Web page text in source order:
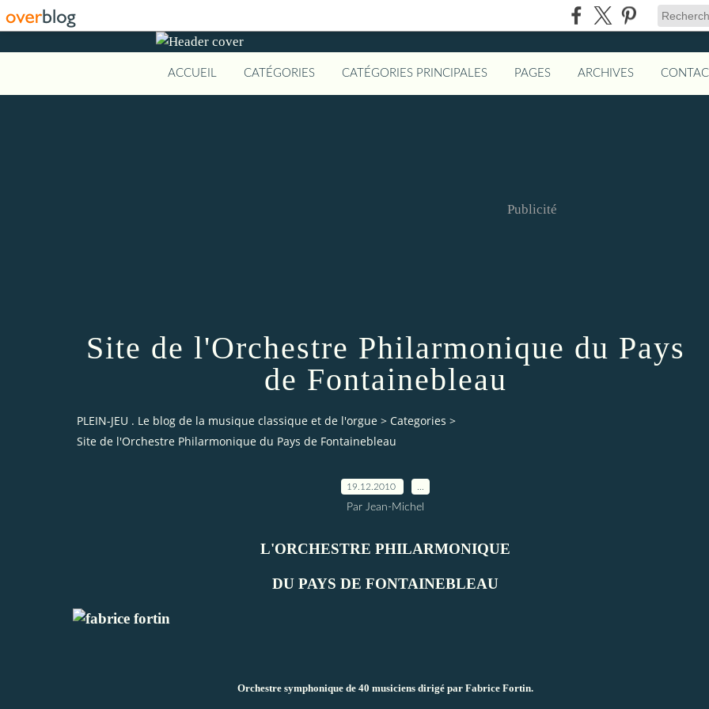
ACCUEIL CATÉGORIES CATÉGORIES PRINCIPALES PAGES ARCHIVES
Publicité
Site de l'Orchestre Philarmonique du Pays
de Fontainebleau
PLEIN-JEU . Le blog de la musique classique et de l'orgue > Categories >
Site de l'Orchestre Philarmonique du Pays de Fontainebleau
19.12.2010
Par Jean-Michel
L'ORCHESTRE PHILARMONIQUE
DU PAYS DE FONTAINEBLEAU
Orchestre symphonique de 40 musiciens dirigé par Fabrice Fortin.